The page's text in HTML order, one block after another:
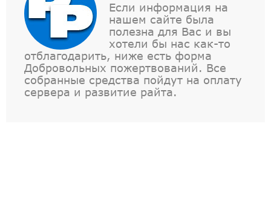
Если информация на
нашем сайте была
полезна для Вас и вы
хотели бы нас как-то
отблагодарить, ниже есть форма
Добровольных пожертвований. Все
собранные средства пойдут на оплату
сервера и развитие райта.